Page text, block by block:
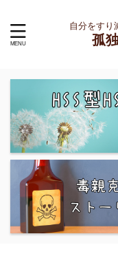
自分をすり
孤